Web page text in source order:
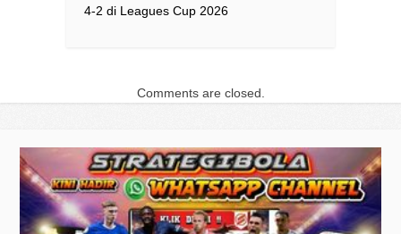
4-2 di Leagues Cup 2026
Comments are closed.